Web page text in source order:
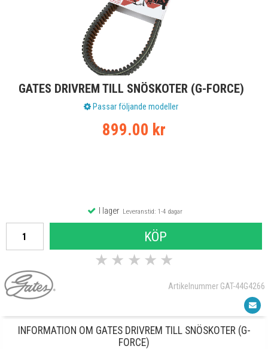
GATES DRIVREM TILL SNÖSKOTER (G-FORCE)
Passar följande modeller
899.00 kr
I lagerLeveranstid: 1-4 dagar
KÖP
★ ★ ★ ★ ★
Artikelnummer GAT-44G4266
INFORMATION OM GATES DRIVREM TILL SNÖSKOTER (G-
FORCE)